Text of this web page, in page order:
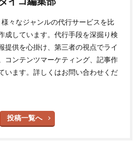
々なジャンルの代行サービスを比
成しています。代行手段を深掘り検
提供を心掛け、第三者の視点でライ
コンテンツマーケティング、記事作
います。詳しくはお問い合わせくだ
投稿一覧へ